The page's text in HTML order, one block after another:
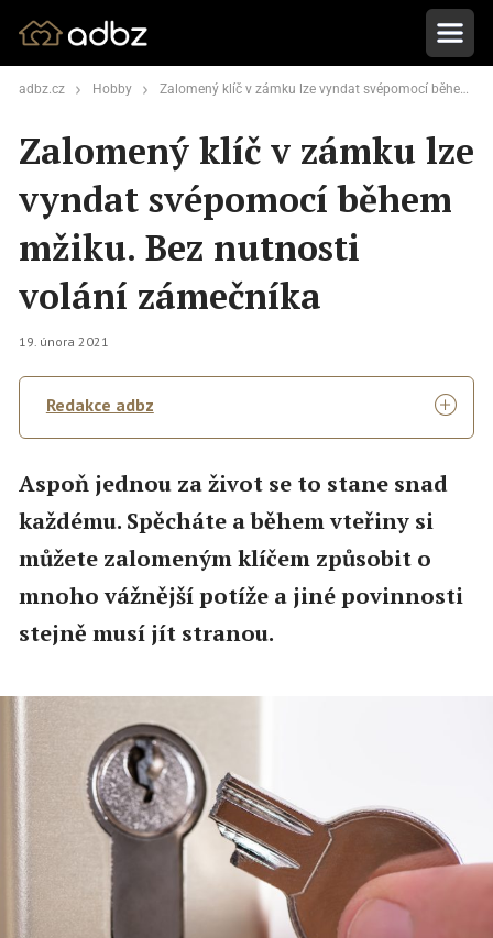
adbz.cz Hobby Zalomený klíč v zámku lze vyndat svépomocí během mžiku. Bez nutnosti volání zámečníka
Zalomený klíč v zámku lze
vyndat svépomocí během
mžiku. Bez nutnosti
volání zámečníka
19. února 2021
Redakce adbz
Aspoň jednou za život se to stane snad
každému. Spěcháte a během vteřiny si
můžete zalomeným klíčem způsobit o
mnoho vážnější potíže a jiné povinnosti
stejně musí jít stranou.